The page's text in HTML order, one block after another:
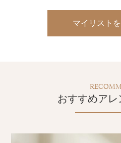
マイリスト
おすすめアレ